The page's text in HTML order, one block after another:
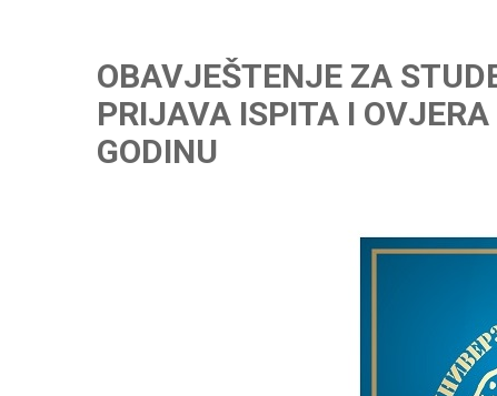
OBAVJEŠTENJE ZA
PRIJAVA ISPITA I
GODINU